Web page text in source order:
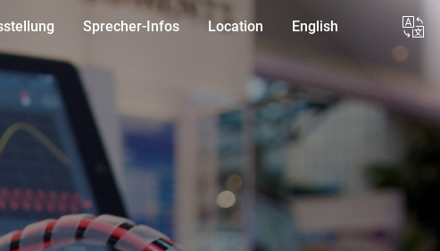
Sprecher-Infos Location English